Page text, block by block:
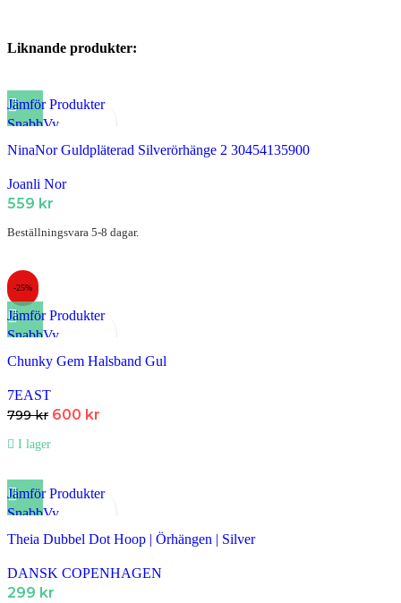
Liknande produkter:
Jämför Produkter
SnabbVy
Lägg till i Favoriter
NinaNor Guldpläterad Silverörhänge 2 30454135900
Joanli Nor
559 kr
Beställningsvara 5-8 dagar.
-25%
Jämför Produkter
SnabbVy
Lägg till i Favoriter
Chunky Gem Halsband Gul
7EAST
799kr 600 kr
I lager
Jämför Produkter
SnabbVy
Lägg till i Favoriter
Theia Dubbel Dot Hoop | Örhängen | Silver
DANSK COPENHAGEN
299 kr